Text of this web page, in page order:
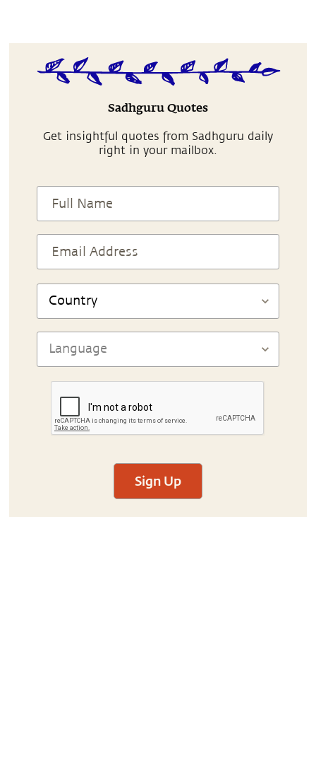
Sadhguru Quotes
Get insightful quotes from Sadhguru daily
right in your mailbox.
Sign Up